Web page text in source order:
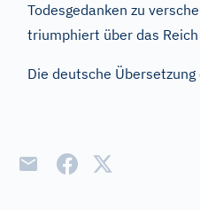
Todesgedanken zu
triumphiert über das
Die deutsche